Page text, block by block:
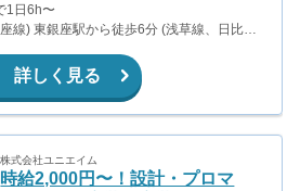
1日6h〜
線) 東銀座駅から徒歩6分 (浅草線、日比谷
線)
詳しく見る
株式会社ユニエイム
時給2,000円〜！設計・プロマ